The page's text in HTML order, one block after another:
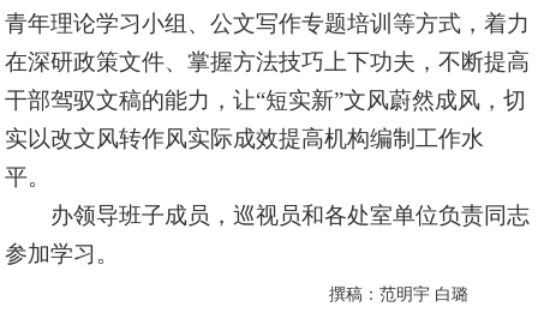
青年理论学习小组、公文写作专题培训等方式，着力
在深研政策文件、掌握方法技巧上下功夫，不断提高
干部驾驭文稿的能力，让“短实新”文风蔚然成风，切
实以改文风转作风实际成效提高机构编制工作水
平。
办领导班子成员，巡视员和各处室单位负责同志
参加学习。
撰稿：范明宇 白璐